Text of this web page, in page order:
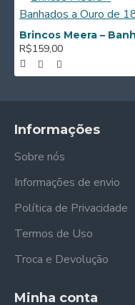
R$159,00
Informações
Sobre nós
Informações de envio
Política de Privacidade
Termos de Uso
Troca e Devolução
Minha conta